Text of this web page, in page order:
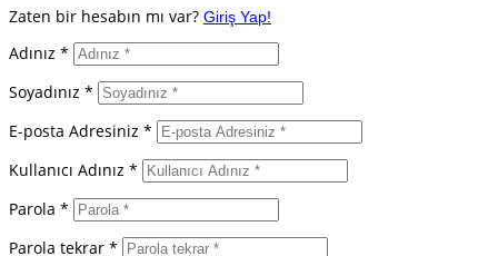
Zaten bir hesabın mı var? Giriş Yap!
Adınız *
Soyadınız *
E-posta Adresiniz *
Kullanıcı Adınız *
Parola *
Parola tekrar *